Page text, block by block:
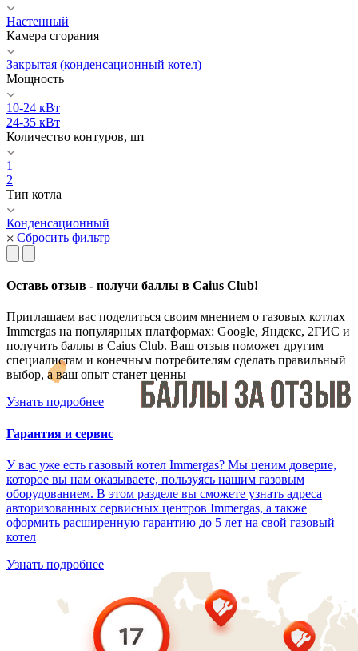
Настенный
Камера сгорания
Закрытая (конденсационный котел)
Мощность
10-24 кВт
24-35 кВт
Количество контуров, шт
1
2
Тип котла
Конденсационный
Сбросить фильтр
Оставь отзыв - получи баллы в Caius Club!
Приглашаем вас поделиться своим мнением о газовых котлах
Immergas на популярных платформах: Google, Яндекс, 2ГИС и
получить баллы в Caius Club. Ваш отзыв поможет другим
специалистам и конечным потребителям сделать правильный
выбор, а ваш опыт станет ценны
Узнать подробнее
Гарантия и сервис
У вас уже есть газовый котел Immergas? Мы ценим доверие,
которое вы нам оказываете, пользуясь нашим газовым
оборудованием. В этом разделе вы сможете узнать адреса
авторизованных сервисных центров Immergas, а также
оформить расширенную гарантию до 5 лет на свой газовый
котел
Узнать подробнее